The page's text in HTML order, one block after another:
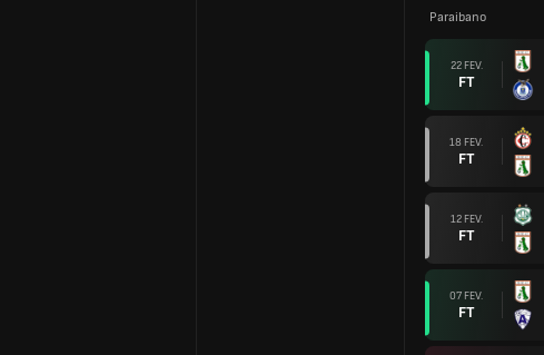
Paraibano
22 FEV.
FT
18 FEV.
FT
12 FEV.
FT
07 FEV.
FT